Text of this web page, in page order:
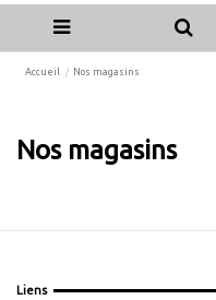
Accueil Nos magasins
Nos magasins
Liens